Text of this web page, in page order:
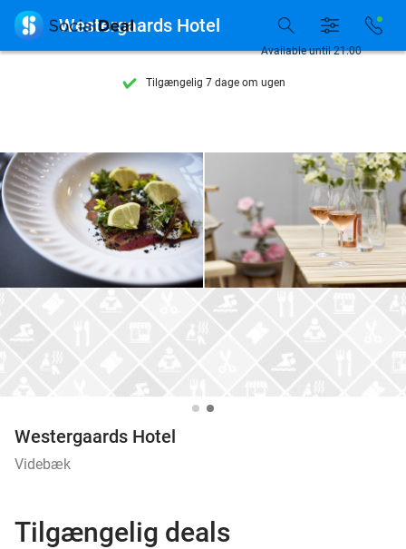
Tilgængelig 7 dage om ugen
10+ millioner medlemmer
Tilgængelig 7 dage om ugen
10+ millioner medlemmer
Available until 21:00
 Westergaards Hotel
Westergaards Hotel
Videbæk
Tilgængelig deals